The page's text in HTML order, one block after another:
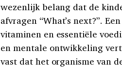
wezenlijk belang dat de
afvragen “What’s next?”.
vitaminen en essentiële
en mentale ontwikkeling
vast dat het organisme van